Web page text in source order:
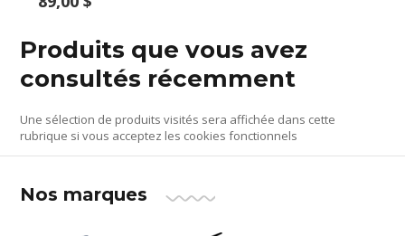
Produits que vous avez
consultés récemment
Une sélection de produits visités sera affichée dans cette
rubrique si vous acceptez les cookies fonctionnels
Nos marques